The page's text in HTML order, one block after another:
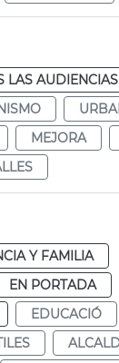
LAS AUDIENCIAS
MEJORA
Y FAMILIA
EN PORTADA
EDUCACIÓ